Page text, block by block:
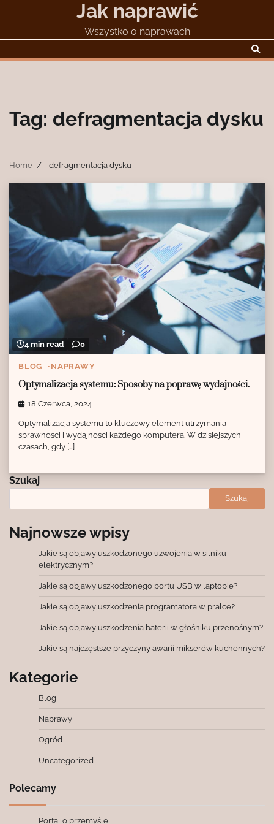
Jak naprawić
Wszystko o naprawach
Tag: defragmentacja dysku
Home defragmentacja dysku
4 min read 0
BLOG NAPRAWY
Optymalizacja systemu: Sposoby na poprawę wydajności.
18 Czerwca, 2024
Optymalizacja systemu to kluczowy element utrzymania
sprawności i wydajności każdego komputera. W dzisiejszych
czasach, gdy […]
Szukaj
Szukaj
Najnowsze wpisy
Jakie są objawy uszkodzonego uzwojenia w silniku
elektrycznym?
Jakie są objawy uszkodzonego portu USB w laptopie?
Jakie są objawy uszkodzenia programatora w pralce?
Jakie są objawy uszkodzenia baterii w głośniku przenośnym?
Jakie są najczęstsze przyczyny awarii mikserów kuchennych?
Kategorie
Blog
Naprawy
Ogród
Uncategorized
Polecamy
Portal o przemyśle